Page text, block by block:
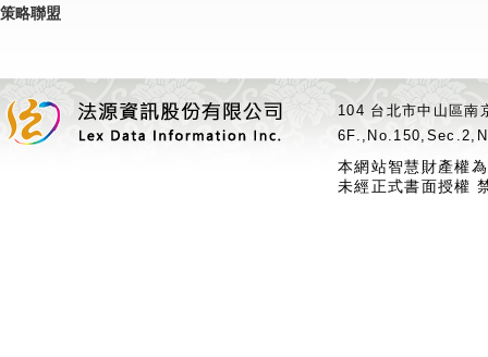
策略聯盟
104 台北市中山區
本網站智慧財產權
未經正式書面授權